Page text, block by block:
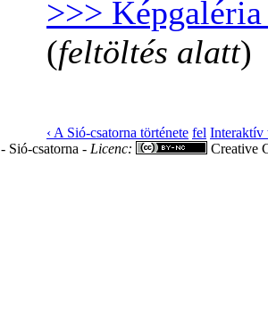
>>>
(feltöltés alatt)
‹ A Sió-csatorna története fel Interaktív
- Sió-csatorna - Licenc: Creative